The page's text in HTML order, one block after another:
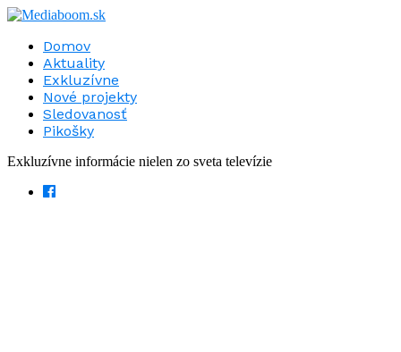
Domov
Aktuality
Exkluzívne
Nové projekty
Sledovanosť
Pikošky
Exkluzívne informácie nielen zo sveta televízie